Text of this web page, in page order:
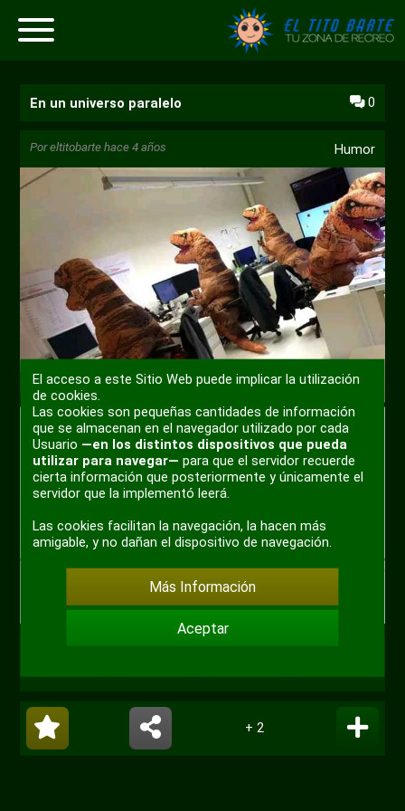
En un universo paralelo 0
Poreltitobarte hace 4 años Humor
+ 2
El acceso a este Sitio Web puede implicar la utilización
de cookies.
Las cookies son pequeñas cantidades de información
que se almacenan en el navegador utilizado por cada
Usuario —en los distintos dispositivos que pueda
utilizar para navegar— para que el servidor recuerde
cierta información que posteriormente y únicamente el
servidor que la implementó leerá.
Las cookies facilitan la navegación, la hacen más
amigable, y no dañan el dispositivo de navegación.
Más Información
Aceptar